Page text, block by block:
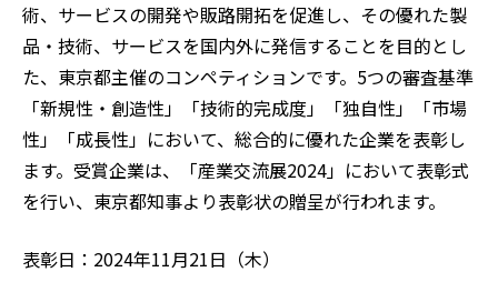
術、サービスの開発や販路開拓を促進し、その優れた製
品・技術、サービスを国内外に発信することを目的とし
た、東京都主催のコンペティションです。5つの審査基準
「新規性・創造性」「技術的完成度」「独自性」「市場
性」「成長性」において、総合的に優れた企業を表彰し
ます。受賞企業は、「産業交流展2024」において表彰式
を行い、東京都知事より表彰状の贈呈が行われます。
表彰日：2024年11月21日（木）